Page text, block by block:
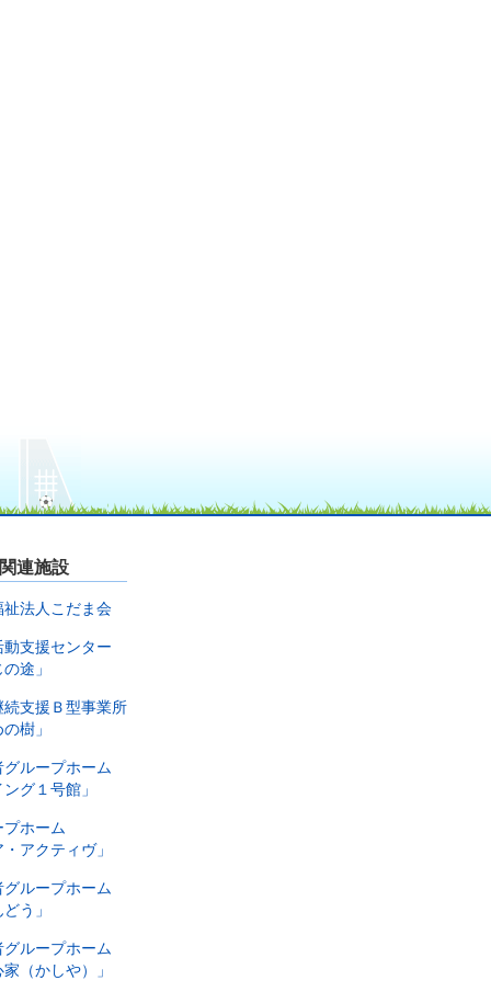
関連施設
祉法人こだま会
動支援センター
の途」
続支援Ｂ型事業所
の樹」
グループホーム
ング１号館」
プホーム
・アクティヴ」
グループホーム
どう」
グループホーム
家（かしや）」